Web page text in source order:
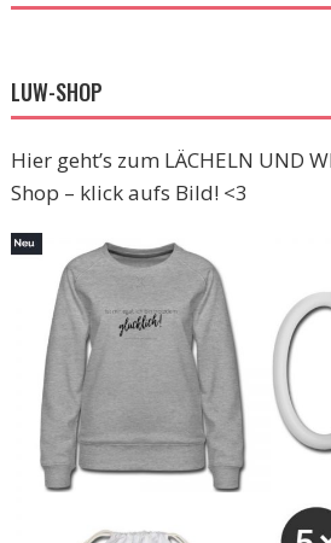
LUW-SHOP
Hier geht’s zum LÄCHELN UND
Shop – klick aufs Bild! <3